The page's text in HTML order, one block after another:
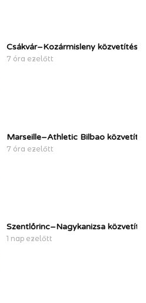
Csákvár–Kozármisleny közvetítés,
7 óra ezelőtt
Marseille–Athletic Bilbao
7 óra ezelőtt
Szentlőrinc–Nagykanizsa
1 nap ezelőtt